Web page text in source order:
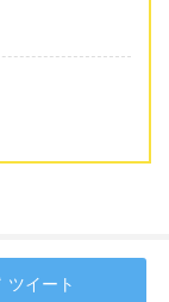
ツイート